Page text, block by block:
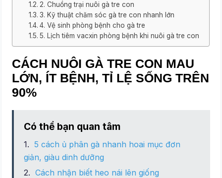
2. Chuồng trại nuôi gà tre con
3. Kỹ thuật chăm sóc gà tre con nhanh lớn
4. Vệ sinh phòng bệnh cho gà tre
5. Lịch tiêm vacxin phòng bệnh khi nuôi gà tre con
CÁCH NUÔI GÀ TRE CON MAU
LỚN, ÍT BỆNH, TỈ LỆ SỐNG TRÊN
90%
Có thể bạn quan tâm
5 cách ủ phân gà nhanh hoai mục đơn
giản, giàu dinh dưỡng
Cách nhận biết heo nái lên giống